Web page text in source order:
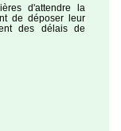
d'attendre la
de déposer leur
des délais de